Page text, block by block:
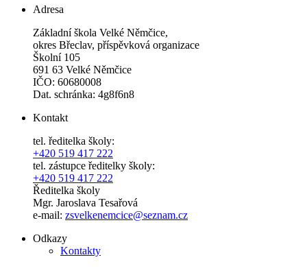
Adresa
Základní škola Velké Němčice,
okres Břeclav, příspěvková organizace
Školní 105
691 63 Velké Němčice
IČO: 60680008
Dat. schránka: 4g8f6n8
Kontakt
tel. ředitelka školy:
+420 519 417 222
tel. zástupce ředitelky školy:
+420 519 417 222
Ředitelka školy
Mgr. Jaroslava Tesařová
e-mail: zsvelkenemcice@seznam.cz
Odkazy
Kontakty